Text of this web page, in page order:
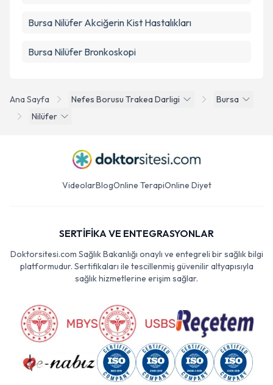
Ana Sayfa Nefes Borusu Trakea Darligi
Bursa
Nilüfer
Bursa Nilüfer Akciğerin Kist Hastalıkları
Bursa Nilüfer Bronkoskopi
VideolarBlogOnline TerapiOnline Diyet
SERTİFİKA VE ENTEGRASYONLAR
Doktorsitesi.com Sağlık Bakanlığı onaylı ve entegreli bir sağlık bilgi
platformudur. Sertifikaları ile tescillenmiş güvenilir altyapısıyla
sağlık hizmetlerine erişim sağlar.